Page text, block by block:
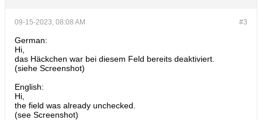
#3
09-15-2023, 08:08 AM
German:
Hi,
das Häckchen war bei diesem Feld bereits deaktiviert.
(siehe Screenshot)
English:
Hi,
the field was already unchecked.
(see Screenshot)